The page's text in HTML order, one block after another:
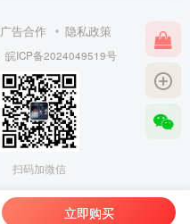
广告合作 隐私政策
皖ICP备2024049519号
扫码加微信
立即购买